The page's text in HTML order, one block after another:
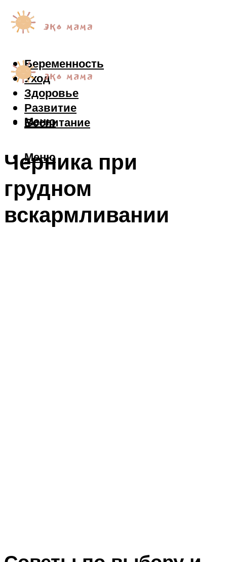
Беременность
Уход
Здоровье
Развитие
Воспитание
Меню
Меню
Черника при
грудном
вскармливании